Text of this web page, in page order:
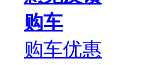
购车
购车优惠